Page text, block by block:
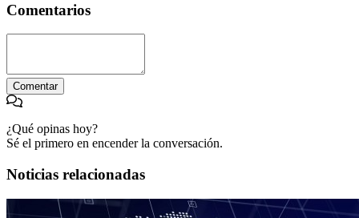
Comentarios
Comentar
¿Qué opinas hoy?
Sé el primero en encender la conversación.
Noticias relacionadas